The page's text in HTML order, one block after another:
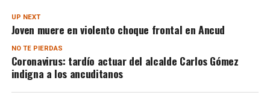
UP NEXT
Joven muere en violento choque frontal en Ancud
NO TE PIERDAS
Coronavirus: tardío actuar del alcalde Carlos Gómez
indigna a los ancuditanos